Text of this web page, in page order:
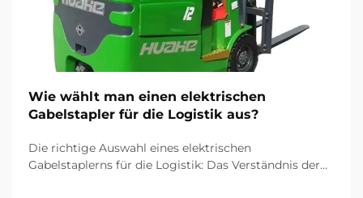
Wie wählt man einen elektrischen
Gabelstapler für die Logistik aus?
Die richtige Auswahl eines elektrischen
Gabelstaplerns für die Logistik: Das Verständnis der